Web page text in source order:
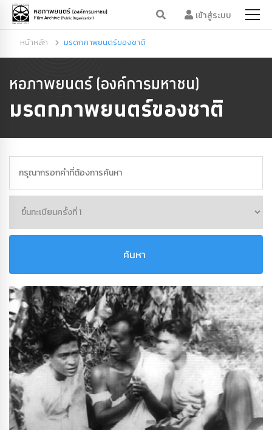
เข้าสู่ระบบ
หน้าหลัก มรดกภาพยนตร์ของชาติ
หอภาพยนตร์ (องค์การมหาชน)
มรดกภาพยนตร์ของชาติ
ค้นหา